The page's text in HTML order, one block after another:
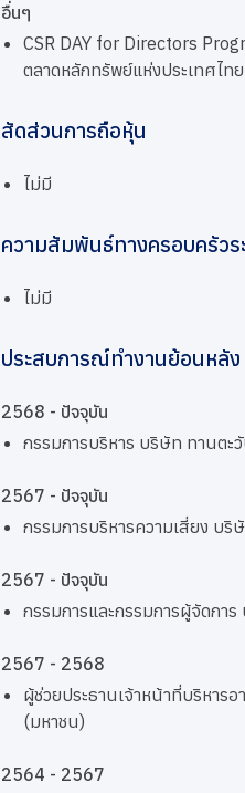
อื่นๆ
CSR DAY for Directors
ตลาดหลักทรัพย์แห่งประเทศไทย
สัดส่วนการถือหุ้น
ไม่มี
ความสัมพันธ์ทางครอบครัวร
ไม่มี
ประสบการณ์ทำงานย้อนหลัง
2568 - ปัจจุบัน
กรรมการบริหาร บริษัท ทานตะ
2567 - ปัจจุบัน
กรรมการบริหารความเสี่ยง บ
2567 - ปัจจุบัน
กรรมการและกรรมการผู้จัดกา
2567 - 2568
ผู้ช่วยประธานเจ้าหน้าที่บริหาร
(มหาชน)
2564 - 2567